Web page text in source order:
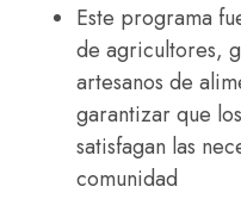
Este programa
de agricultores,
artesanos de
garantizar que
satisfagan las
comunidad